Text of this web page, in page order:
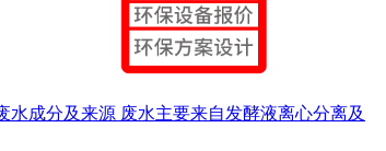
成分及来源 废水主要来自发酵液离心分离及